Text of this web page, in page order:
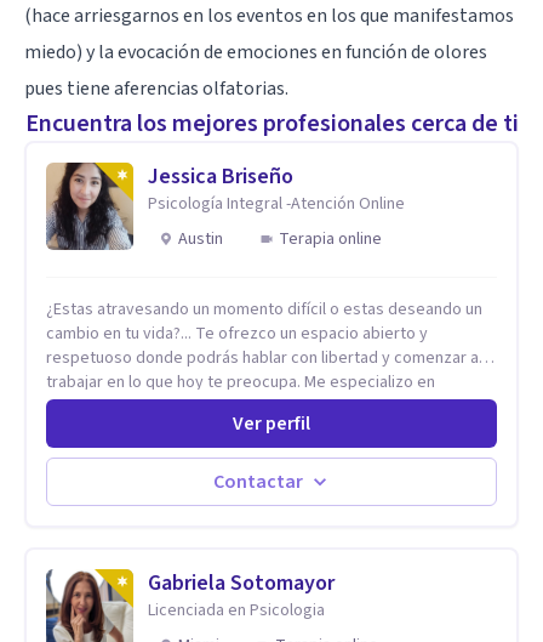
(hace arriesgarnos en los eventos en los que manifestamos
miedo) y la evocación de emociones en función de olores
pues tiene aferencias olfatorias.
Encuentra los mejores profesionales cerca de ti
Jessica Briseño
Psicología Integral -Atención Online
Austin
Terapia online
¿Estas atravesando un momento difícil o estas deseando un
cambio en tu vida?... Te ofrezco un espacio abierto y
respetuoso donde podrás hablar con libertad y comenzar a
trabajar en lo que hoy te preocupa. Me especializo en
Trastornos de Ansiedad y a lo largo de mi experiencia
profesional he acompañado a muchas Familias y Parejas con
distintas problemáticas como el manejo del estrés,
Autoestima, Gestión de la Ira, Depresión, Retos en la Crianza,
Codependencia, Celos, entre otros. Cuento con más de 12
Adolescentes y Adultos
Ver perfil
Contactar
Gabriela Sotomayor
Licenciada en Psicologia